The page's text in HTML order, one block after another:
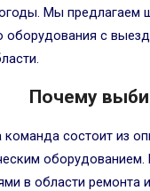
Мы предлагаем
оборудования с
Почему
состоит из
в области ремонта